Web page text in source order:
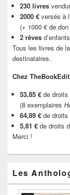
230 livres
2000 € versés à
(+ 1000 € de
2 rêves
Tous les livres de
destinataires.
Chez
53,85 € de droits
(8 exemplaires
64,89 € de droits
5,81 € de droits
Merci !
Les